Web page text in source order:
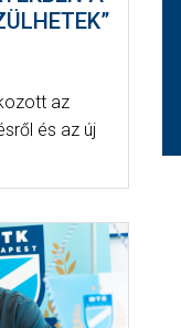
az
és az új